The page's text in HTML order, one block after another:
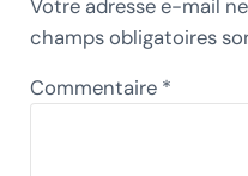
Votre adresse e-mail
champs obligatoires
Commentaire *